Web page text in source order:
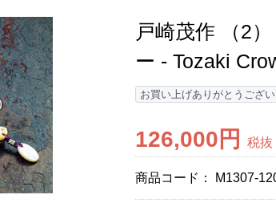
戸崎茂作 （2
ー - Tozaki
お買い上げありがとうござ
126,000円 税抜
商品コード： M1307-